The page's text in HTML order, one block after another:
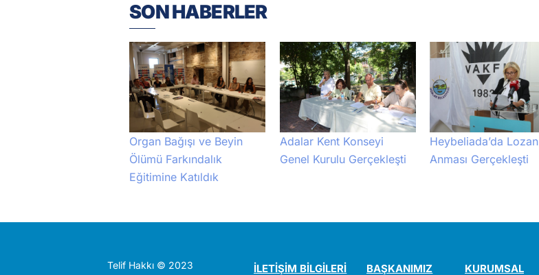
SON HABERLER
Organ Bağışı ve Beyin
Ölümü Farkındalık
Eğitimine Katıldık
Adalar Kent Konseyi
Genel Kurulu Gerçekleşti
Heybeliada’da Lozan
Anması Gerçekleşti
Telif Hakkı © 2023 İLETİŞİM BİLGİLERİ BAŞKANIMIZ KURUMSAL